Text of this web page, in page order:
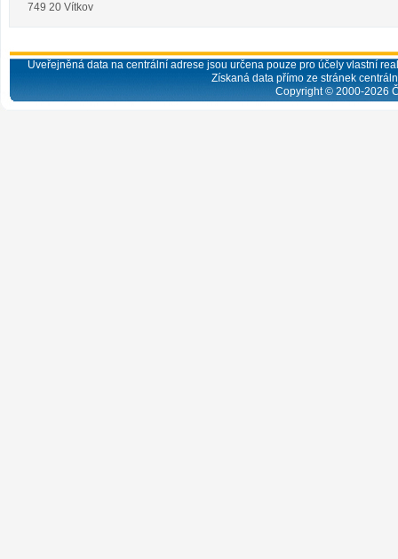
749 20 Vítkov
Uveřejněná data na centrální adrese jsou určena pouze pro účely vlastní
Získaná data přímo ze stránek
Copyright © 2000-2026